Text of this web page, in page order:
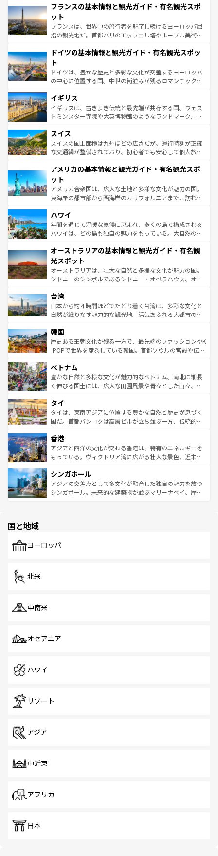
なお、新着のイタリア情報はコンテンツ一覧を参照してほ
しい。
文化が根付くこの国では、情熱的なフラメンコ、熱気あふ
れる闘牛、そして美味しいタパスが生活の一部となってい
る。首都マドリードの洗練された雰囲気や、バルセロナの
アートに溢れた街角から、地方では古代ローマ遺跡や中世
せる。地方によって風土や気候が異なるスペインはその個
ンテンツ一覧 を参照してほしい。
フランスの基本情報と観光ガイド・有名観光スポ
ット
フランスは、世界中の旅行者を魅了し続けるヨーロッパ屈
指の観光地だ。首都パリのエッフェル塔やルーブル美術館
で、幅広い魅力が詰まっている。華麗な宮殿、歴史的な大
聖堂、美しいビーチ、そして豊かな自然が、訪れる者を心
から魅了する。また、フランスは美食の国としても知ら
れ、フランス料理はユネスコ無形文化遺産にも登録されて
香り高いラベンダー畑など、多彩な楽しみ方が可能だ。さ
らに、パリ以外の地域にも魅力が溢れており、どの街角に
も豊かな歴史と文化が息づいている。パリ以外の個性あふ
を参照してほしい。
ドイツの基本情報と観光ガイド・有名観光スポッ
ト
ドイツは、豊かな歴史と多彩な文化が交差するヨーロッパ
の中心に位置する国。中世の街並みが残るロマンチック街
顔を持つこの国は、どこを歩いても飽きることがない。ベ
ルリンの文化的活気、バイエルン州のアルプスの絶景、そ
してライン川沿いのワイン畑といった風景は必見。ビール
は、お酒好きな人にはぜひ体験してほしい。 なお、新着の
ドイツ情報はコンテンツ一覧を参照してほしい。
イギリス
イギリスは、古きよき伝統と最先端が共存する国。ウェス
トミンスター寺院や大英博物館のようなランドマーク、歴
リアごとに異なる魅力がある。また、優雅なアフタヌーン
ティー、ビール好きにはたまらない英国パブ、サッカー観
戦など、本場だからこそできる体験も豊富。イギリスを旅
ンツ一覧を参照してほしい。
スイス
スイスの国土面積は九州ほどの広さだが、運行時刻が正確
な交通網が整備されており、初心者でも安心して個人旅行
の建物がそのまま残る町や、スイスならではのユニークな
博物館もあり、アルプス観光だけでなく町歩きも満喫する
ことができる。国民の所得が高いため物価も高いが、旅行
者向けの交通パス提供のサービスもあり、うまく活用すれ
着のスイス情報は
アメリカの基本情報と観光ガイド・有名観光スポ
ット
アメリカ合衆国は、広大な土地と多様な文化が魅力の国。
東海岸の都市部から西海岸のカリフォルニアまで、訪れる
のような巨大都市は、観光、ショッピング、エンターテイ
ンメントが詰まった刺激的なスポットだ。一方、アメリカ
西部には大自然が広がり、グランドキャニオンやイエロー
部のニューオーリンズでは、音楽と美食が融合した独特の
文化が魅力。旅行者はアメリカの各地域で異なる魅力を楽
しみながら、その多様性と豊かな歴史を感じることができ
るだろう。車でのロードトリップや列車の旅も、アメリカ
情報は
ハワイ
年間を通じて温暖な気候に恵まれ、多くの島で構成される
ハワイは、どの島も独自の魅力をもっている。大自然の神
ワイ島は見逃せない。また、定番の観光地といえばオアフ
島だが、静かな自然を求めるならマウイ島やカウアイ島が
おすすめ。エメラルドグリーンに輝く海をはじめ、豊かな
文化や歴史が息づいている。「アロハスピリット」と呼ば
人々、おいしいローカルフードやハワイアンミュージッ
ク、伝統的なフラダンスなど、すべてがハワイの魅力を彩
っている。訪れるたびに新しい発見と感動が待っているハ
はコンテンツ一覧
オーストラリアの基本情報と観光ガイド・有名観
光スポット
オーストラリアは、壮大な自然と多様な文化が魅力の国。
シドニーのシンボルであるシドニー・オペラハウス、オー
リアリーフや大陸中央部にそびえるウルル（エアーズロッ
ク）、タスマニアの美しい原生林やケアンズの熱帯雨林な
ど、見どころがたくさん。また、カフェやワイン、オージ
いる。アクティビティも充実しており、サーフィンやダイ
ビング、ハイキングなど、アウトドア好きにはたまらな
い。オーストラリアの多彩な魅力を存分に味わいつくそ
参照してほしい。
台湾
日本から約４時間ほどでたどり着く台湾は、多彩な文化と
自然が織りなす魅力的な観光地。活気あふれる大都市の台
ン）、静ひつな山岳地帯である台湾東部など、都市の喧騒
と山間の静けさが共存しており、訪れる人に新しい発見と
驚きをもたらしてくれる。また、奥深い台湾の食文化も魅
容にもいいと評判のスイーツなど、バラエティ豊かな料理
が味わえる。 なお、新着の台湾情報は コンテンツ一覧を参
照してほしい。
韓国
歴史ある王朝文化が残る一方で、最先端のファッションやK
-POPで世界を席巻している韓国。首都ソウルの宮殿や伝統
き、地方に足を延ばせば四季折々の自然美を楽しむことが
できる。そして、キムチや焼肉、絶品のストリートフード
まで、さまざまな韓国料理が待っている。夜には、韓国な
リティに包まれながら、韓国の多彩な魅力を心ゆくまで味
わってみてほしい。 なお、新着の韓国情報はコンテンツ一
覧を参照してほしい。
ベトナム
豊かな自然と多様な文化が魅力的なベトナム。南北に細長
く伸びる国土には、広大な田園風景や青々とした山々、世
急速な発展と共に伝統が息づく。ハノイの古い町並みやホ
ーチミン市のフランス統治時代の建物も、独特の雰囲気を
醸し出している。また、バラエティの豊かさとおいしさで
とつ。フォーやバインミー、ベトナムコーヒーなどは、ぜ
ひ現地で味わいたい。どの地域を訪れてもあたたかい人々
が旅行者を迎えてくれるので、きっと忘れられない旅にな
参照してほしい。
タイ
タイは、東南アジアに位置する豊かな自然と歴史が息づく
国だ。首都バンコクは高層ビルが立ち並ぶ一方、伝統的な
の活気が交差している。北部ではチェンマイなどの山岳地
帯で自然と触れ合い、南部ではプーケットやクラビの美し
いビーチでリゾート気分を楽しむことができる。タイ料理
激する。気候は一年中温暖で、どの季節にも異なる楽しみ
が待っている。親しみやすいタイの人々、仏教を中心とし
た文化、そして多様な観光資源が、訪れる旅人を魅了し続
香港
アジアと西洋の文化が交わる香港は、特有のエネルギーを
もっている。ヴィクトリア湾に広がる壮大な景色、近未来
み、どこを訪れても感動するはず。観光スポットが密集し
ており、効率よく見どころを回れるのも魅力。息をのむよ
うな絶景から文化的な体験まで、香港を存分に楽しみ尽く
シンガポール
アジアの交差点として多文化が融合した独自の魅力を放つ
シンガポール。未来的な建築物が並ぶマリーナベイ、歴史
で、ホーカーズは地元の風情を楽しめる外せないスポット
国と地域
ヨーロッパ
北米
中南米
オセアニア
ハワイ
リゾート
アジア
中近東
アフリカ
日本